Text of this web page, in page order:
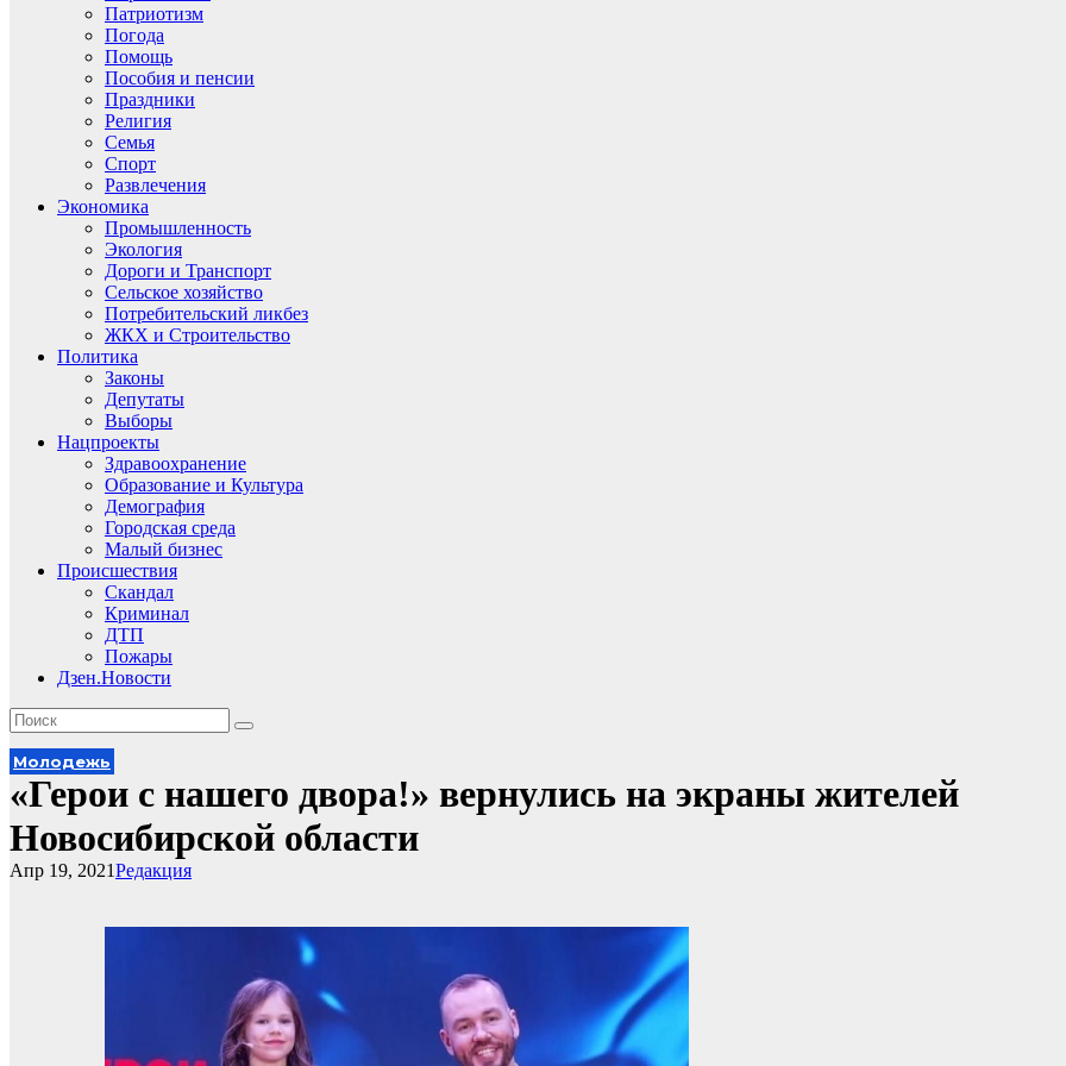
Патриотизм
Погода
Помощь
Пособия и пенсии
Праздники
Религия
Семья
Спорт
Развлечения
Экономика
Промышленность
Экология
Дороги и Транспорт
Сельское хозяйство
Потребительский ликбез
ЖКХ и Строительство
Политика
Законы
Депутаты
Выборы
Нацпроекты
Здравоохранение
Образование и Культура
Демография
Городская среда
Малый бизнес
Происшествия
Скандал
Криминал
ДТП
Пожары
Дзен.Новости
Молодежь
«Герои с нашего двора!» вернулись на экраны жителей
Новосибирской области
Редакция
Апр 19, 2021